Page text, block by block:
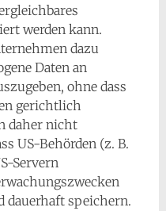
werden kann.
dazu
Daten an
ohne dass
gerichtlich
daher nicht
US-Behörden (z. B.
Servern
dauerhaft speichern.